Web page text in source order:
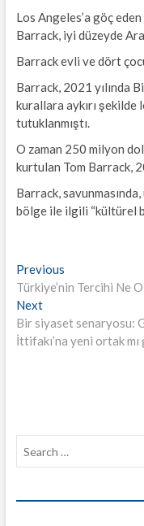
Los Angeles’a göç
Barrack, iyi düzeyde
Barrack evli ve dört
Barrack, 2021 yılında
kurallara aykırı
tutuklanmıştı.
O zaman 250 milyon
kurtulan Tom Barrack,
Barrack,
bölge ile ilgili “kültürel
Yazı
gezinmesi
PreviousPrevious
post:
Türkiye’nin Tercihi Ne
NextNext
post:
Bir siyaset senaryosu:
İttifakı’na yeni ortak